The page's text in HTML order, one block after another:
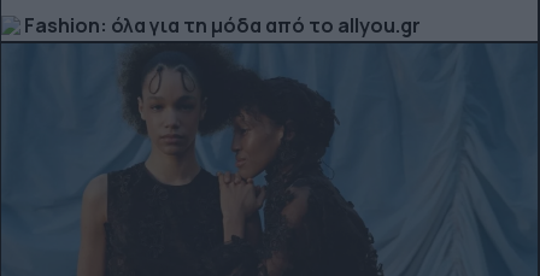
Fashion: όλα για τη μόδα από το allyou.gr